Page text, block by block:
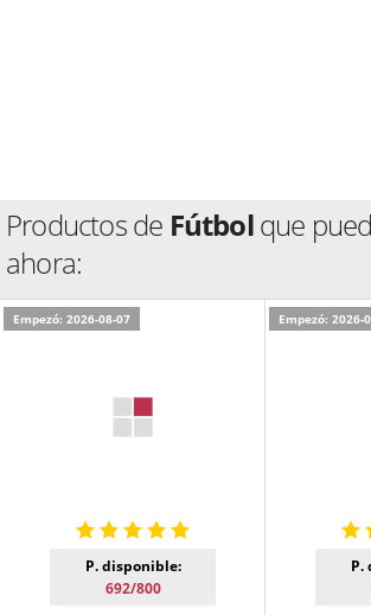
Productos de Fútbolque
ahora:
Empezó: 2026-08-07
P. disponible:
692/800
Empezó: 2026-
P.